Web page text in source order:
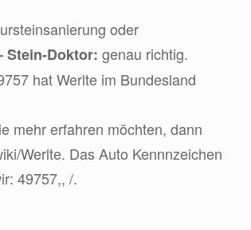
oder
Stein-Doktor: genau richtig.
hat Werlte im Bundesland
mehr erfahren möchten, dann
Werlte. Das Auto Kennnzeichen
49757,, /.